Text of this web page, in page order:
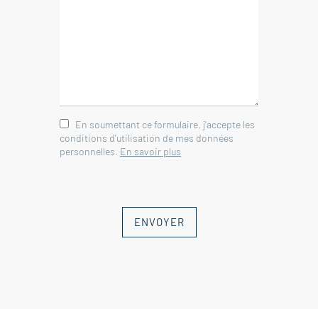
En soumettant ce formulaire, j'accepte les
conditions d'utilisation de mes données
personnelles. En savoir plus
ENVOYER